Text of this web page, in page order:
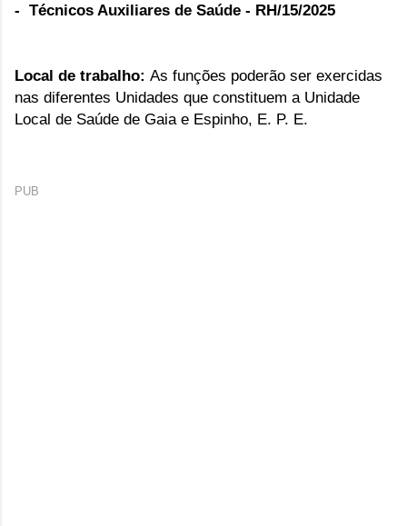
- Técnicos Auxiliares de Saúde - RH/15/2025
Local de trabalho: As funções poderão ser exercidas
nas diferentes Unidades que constituem a Unidade
Local de Saúde de Gaia e Espinho, E. P. E.
PUB